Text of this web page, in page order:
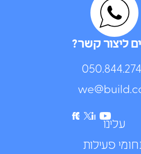
עלינו
פעילות
ליצור קשר?